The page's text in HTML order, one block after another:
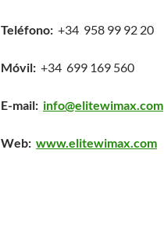
Teléfono: +34 958 99 92 20
Móvil: +34 699 169 560
E-mail: info@elitewimax.com
Web: www.elitewimax.com